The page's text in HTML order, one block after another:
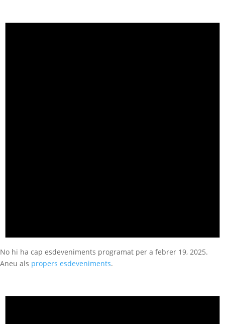
No hi ha cap esdeveniments programat per a febrer 19, 2025.
Aneu als propers esdeveniments.